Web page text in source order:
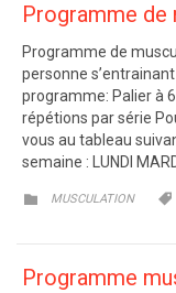
Programme de
Programme de
personne
programme: Palier à
répétions par série
vous au tableau
semaine : LUNDI
 CATEGORY
MUSCULATION 
Programme